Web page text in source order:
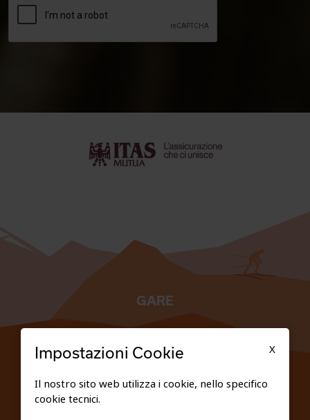
GARE
X
Impostazioni Cookie
Il nostro sito web utilizza i cookie, nello specifico
cookie tecnici.